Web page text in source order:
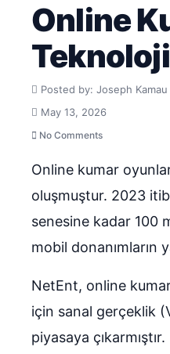
Online
Posted by: Joseph Kamau
May 13, 2026
No Comments
Online kumar
oluşmuştur. 2023
senesine kadar 100
mobil donanımların
NetEnt, online
için sanal gerçeklik
piyasaya